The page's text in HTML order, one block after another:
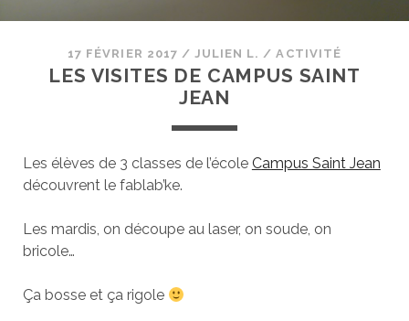
17 FÉVRIER 2017 / JULIEN L. /ACTIVITÉ
LES VISITES DE CAMPUS SAINT
JEAN
Les élèves de 3 classes de l’école Campus Saint Jean
découvrent le fablab’ke.
Les mardis, on découpe au laser, on soude, on
bricole…
Ça bosse et ça rigole